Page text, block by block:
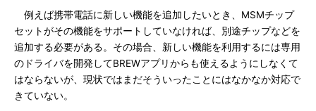
例えば携帯電話に新しい機能を追加したいとき、MSMチップ
セットがその機能をサポートしていなければ、別途チップなどを
追加する必要がある。その場合、新しい機能を利用するには専用
のドライバを開発してBREWアプリからも使えるようにしなくて
はならないが、現状ではまだそういったことにはなかなか対応で
きていない。